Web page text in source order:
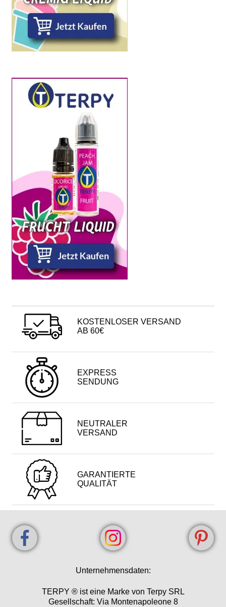
KOSTENLOSER VERSAND
AB 60€
EXPRESS
SENDUNG
NEUTRALER
VERSAND
GARANTIERTE
QUALITÄT
Unternehmensdaten:
TERPY ® ist eine Marke von Terpy SRL
Gesellschaft: Via Montenapoleone 8